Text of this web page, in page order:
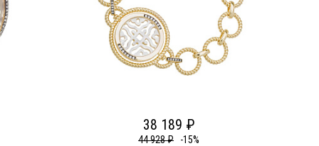
38 189 ₽
44 928 ₽ -15%